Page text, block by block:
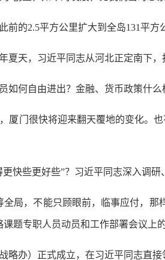
的2.5平方公里扩大到全岛131平方
天，习近平同志从河北正定南下，
何自由进出？金融、货币政策什么
门很快将迎来翻天覆地的变化。也
些更好些”？习近平同志深入调研
，不能只顾眼前，临事应付，那
题专职人员动员和工作部署会议上
办）正式成立，在习近平同志直接